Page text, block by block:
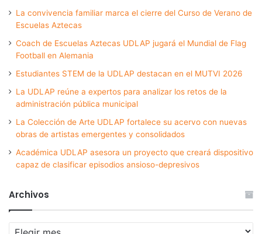
La convivencia familiar marca el cierre del Curso de Verano de
Escuelas Aztecas
Coach de Escuelas Aztecas UDLAP jugará el Mundial de Flag
Football en Alemania
Estudiantes STEM de la UDLAP destacan en el MUTVI 2026
La UDLAP reúne a expertos para analizar los retos de la
administración pública municipal
La Colección de Arte UDLAP fortalece su acervo con nuevas
obras de artistas emergentes y consolidados
Académica UDLAP asesora un proyecto que creará dispositivo
capaz de clasificar episodios ansioso-depresivos
Archivos
Archivos